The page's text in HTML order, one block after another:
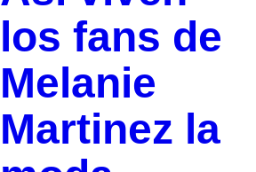
los fans de
Melanie
Martinez la